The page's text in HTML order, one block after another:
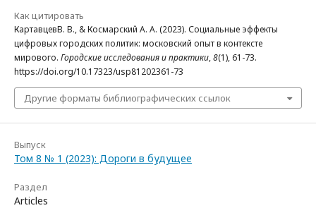
Как цитировать
КартавцевВ. В., & Космарский А. А. (2023). Социальные эффекты
цифровых городских политик: московский опыт в контексте
мирового. Городские исследования и практики,8(1), 61-73.
https://doi.org/10.17323/usp81202361-73
Другие форматы библиографических ссылок
Выпуск
Том 8 № 1 (2023): Дороги в будущее
Раздел
Articles